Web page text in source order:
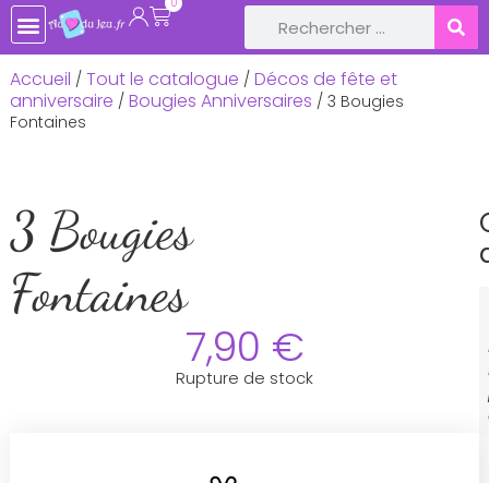
Accueil / Tout le catalogue / Décos de fête et
anniversaire / Bougies Anniversaires / 3 Bougies
Fontaines
3 Bougies
Fontaines
7,90 €
Rupture de stock